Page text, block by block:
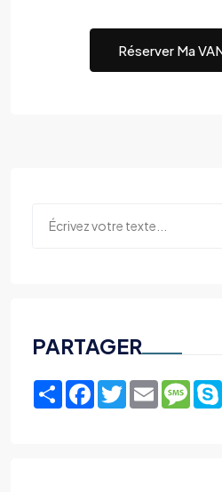
Réserver Ma
PARTAGER
ShareFacebook
TwitterEmail